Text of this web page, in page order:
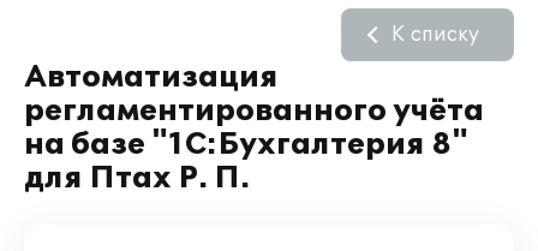
Автоматизация
регламентированного учёта
на базе "1С:Бухгалтерия 8"
для Птах Р. П.
К списку